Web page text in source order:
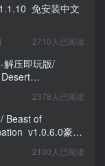
2710人已阅读
解压即玩版/
2378人已阅读
Beast of
豪华
2100人已阅读